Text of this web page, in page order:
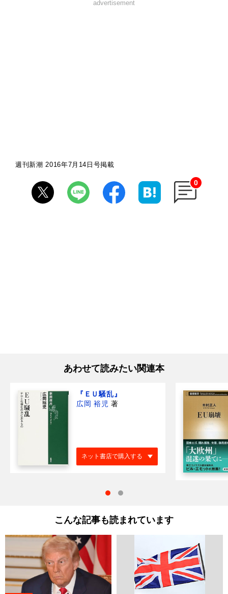
advertisement
週刊新潮 2016年7月14日号掲載
0
あわせて読みたい関連本
『ＥＵ騒乱』
広岡 裕児 著
ネット書店で購入する
こんな記事も読まれています